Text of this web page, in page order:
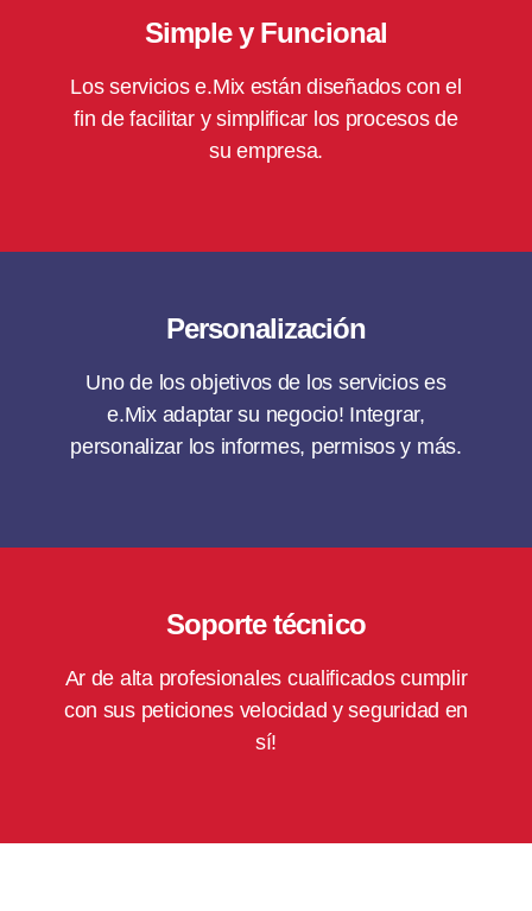
Simple y Funcional
Los servicios e.Mix están diseñados con el
fin de facilitar y simplificar los procesos de
su empresa.
Personalización
Uno de los objetivos de los servicios es
e.Mix adaptar su negocio! Integrar,
personalizar los informes, permisos y más.
Soporte técnico
Ar de alta profesionales cualificados cumplir
con sus peticiones velocidad y seguridad en
sí!